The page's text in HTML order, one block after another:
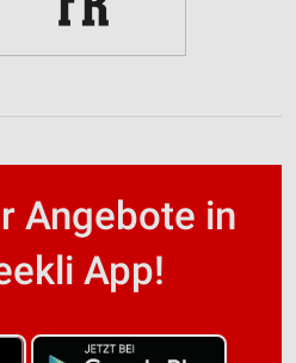
Angebote in
App!